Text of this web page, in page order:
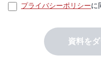
プライバシーポリシーに
資料を